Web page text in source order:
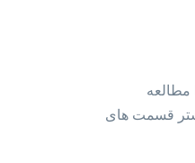
مطالعه
بیشتر قسمت های